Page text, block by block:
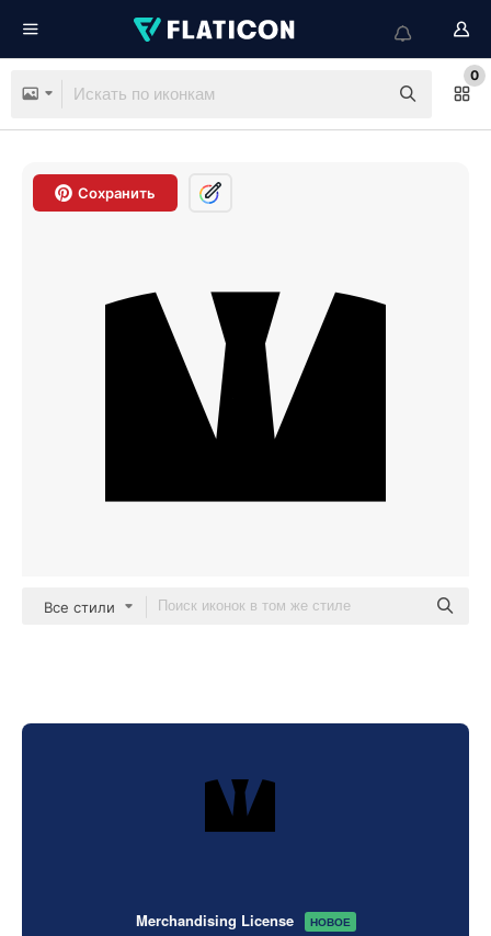
0
Сохранить
Все стили
Merchandising License НОВОЕ